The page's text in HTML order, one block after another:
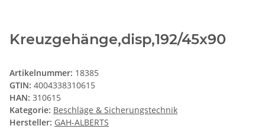
Kreuzgehänge,disp,192/45x90
Artikelnummer: 18385
GTIN: 4004338310615
HAN: 310615
Kategorie: Beschläge & Sicherungstechnik
Hersteller: GAH-ALBERTS